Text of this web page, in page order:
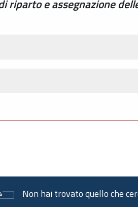
riparto e assegnazione
Non hai trovato quello che